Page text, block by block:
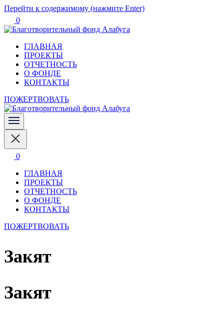
Перейти к содержимому (нажмите Enter)
0
Благотворительный фонд
Алабуга
ГЛАВНАЯ
ПРОЕКТЫ
ОТЧЕТНОСТЬ
О ФОНДЕ
КОНТАКТЫ
ПОЖЕРТВОВАТЬ
Благотворительный фонд
Алабуга
0
ГЛАВНАЯ
ПРОЕКТЫ
ОТЧЕТНОСТЬ
О ФОНДЕ
КОНТАКТЫ
ПОЖЕРТВОВАТЬ
Закят
Закят